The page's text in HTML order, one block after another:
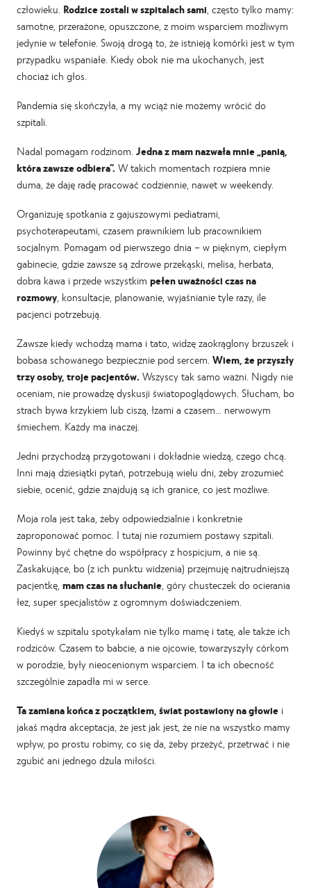
człowieku. Rodzice zostali w szpitalach sami , często tylko mamy:
samotne, przerażone, opuszczone, z moim wsparciem możliwym
jedynie w telefonie. Swoją drogą to, że istnieją komórki jest w tym
przypadku wspaniałe. Kiedy obok nie ma ukochanych, jest
chociaż ich głos.
Pandemia się skończyła, a my wciąż nie możemy wrócić do
szpitali.
Nadal pomagam rodzinom. Jedna z mam nazwała mnie „panią,
która zawsze odbiera”. W takich momentach rozpiera mnie
duma, że daję radę pracować codziennie, nawet w weekendy.
Organizuję spotkania z gajuszowymi pediatrami,
psychoterapeutami, czasem prawnikiem lub pracownikiem
socjalnym. Pomagam od pierwszego dnia – w pięknym, ciepłym
gabinecie, gdzie zawsze są zdrowe przekąski, melisa, herbata,
dobra kawa i przede wszystkim pełen uważności czas na
rozmowy , konsultacje, planowanie, wyjaśnianie tyle razy, ile
pacjenci potrzebują.
Zawsze kiedy wchodzą mama i tato, widzę zaokrąglony brzuszek i
bobasa schowanego bezpiecznie pod sercem. Wiem, że przyszły
trzy osoby, troje pacjentów. Wszyscy tak samo ważni. Nigdy nie
oceniam, nie prowadzę dyskusji światopoglądowych. Słucham, bo
strach bywa krzykiem lub ciszą, łzami a czasem… nerwowym
śmiechem. Każdy ma inaczej.
Jedni przychodzą przygotowani i dokładnie wiedzą, czego chcą.
Inni mają dziesiątki pytań, potrzebują wielu dni, żeby zrozumieć
siebie, ocenić, gdzie znajdują są ich granice, co jest możliwe.
Moja rola jest taka, żeby odpowiedzialnie i konkretnie
zaproponować pomoc. I tutaj nie rozumiem postawy szpitali.
Powinny być chętne do współpracy z hospicjum, a nie są.
Zaskakujące, bo (z ich punktu widzenia) przejmuję najtrudniejszą
pacjentkę, mam czas na słuchanie , góry chusteczek do ocierania
łez, super specjalistów z ogromnym doświadczeniem.
Kiedyś w szpitalu spotykałam nie tylko mamę i tatę, ale także ich
rodziców. Czasem to babcie, a nie ojcowie, towarzyszyły córkom
w porodzie, były nieocenionym wsparciem. I ta ich obecność
szczególnie zapadła mi w serce.
Ta zamiana końca z początkiem, świat postawiony na głowie i
jakaś mądra akceptacja, że jest jak jest, że nie na wszystko mamy
wpływ, po prostu robimy, co się da, żeby przeżyć, przetrwać i nie
zgubić ani jednego dżula miłości.